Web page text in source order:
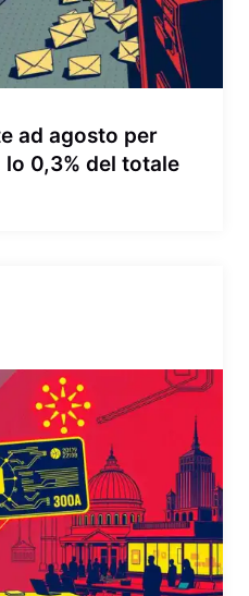
ad agosto per
0,3% del totale